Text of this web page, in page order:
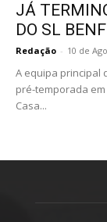
JÁ
DO SL
Redação - 10 de
A equipa principal
pré-temporada
Casa...